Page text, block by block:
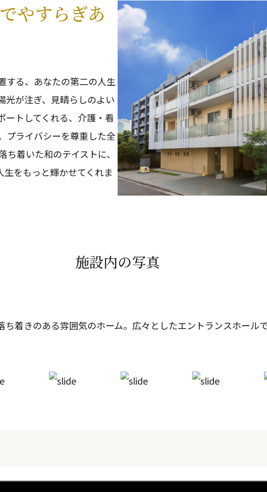
やすらぎあ
する、あなたの第二の人生
光が注ぎ、見晴らしのよい
ートしてくれる、介護・看
プライバシーを尊重した全
着いた和のテイストに、
をもっと輝かせてくれま
施設内の写真
ち着きのある雰囲気のホーム。広々としたエントランスホール